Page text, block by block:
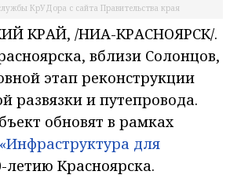
КрУДора с сайта Правительства края
КРАЙ, /НИА-КРАСНОЯРСК/.
вблизи Солонцов,
этап реконструкции
развязки и путепровода.
обновят в рамках
«Инфраструктура для
летию Красноярска.